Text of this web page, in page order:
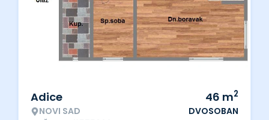
Adice
NOVI SAD
46 m2
DVOSOBAN